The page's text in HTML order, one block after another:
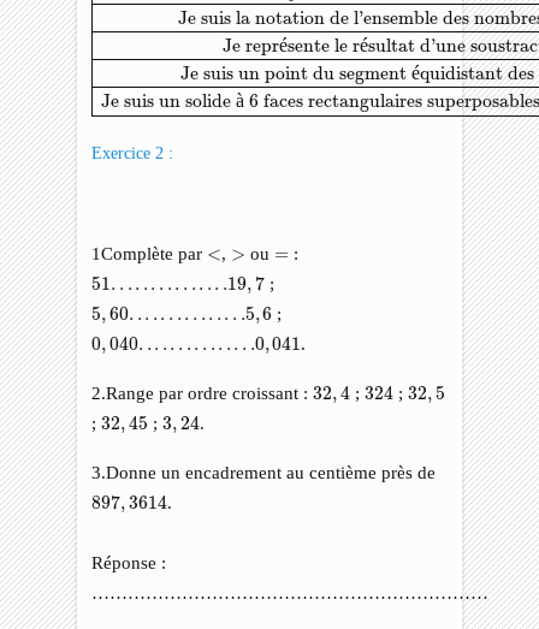
Je suis la notation de l'ensemble des
Je représente le résultat d'une
Je suis un point du segment équidistant des
Je suis un solide à 6 faces rectangulaires
Exercice 2 :
1Complète par <
< , >
> ou =
= :
51. . . . . . . . . . . . . . .19, 7
51 ;
5,60. . . . . . . . . . . . . . .5,6
5 60. ;
0,040. . . . . . . . . . . . . . .0,041
0 040. .
2.Range par ordre croissant :32,4
32 4 ;324
324 ;32,5
32 5
;32,45
32 45 ;3,24
3 24.
3.Donne un encadrement au centième près de
897,3614
897 3614 .
Réponse :
…………………………………………………………